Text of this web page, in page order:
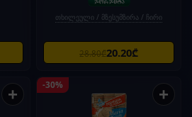
თხილეული / მზესუმზირა / ჩირი
28.80₾20.20₾
+ -30% +